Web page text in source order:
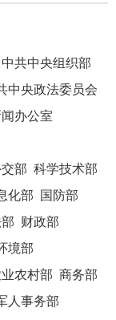
中共中央组织部
中央政法委员会
办公室
部 科学技术部
化部
国防部
财政部
境部
农村部 商务部
人事务部